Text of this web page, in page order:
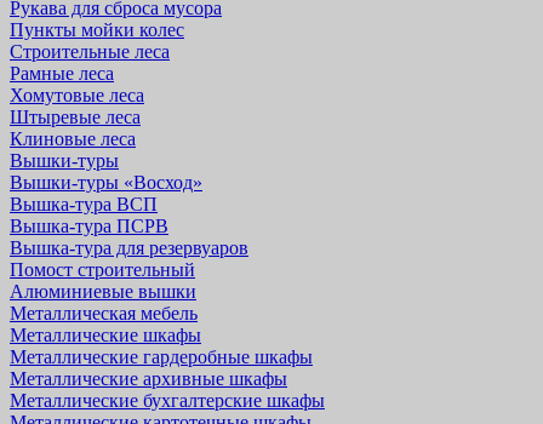
Рукава для сброса мусора
Пункты мойки колес
Строительные леса
Рамные леса
Хомутовые леса
Штыревые леса
Клиновые леса
Вышки-туры
Вышки-туры «Восход»
Вышка-тура ВСП
Вышка-тура ПСРВ
Вышка-тура для резервуаров
Помост строительный
Алюминиевые вышки
Металлическая мебель
Металлические шкафы
Металлические гардеробные шкафы
Металлические архивные шкафы
Металлические бухгалтерские шкафы